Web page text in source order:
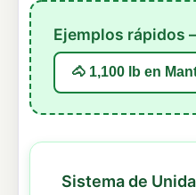
Ejemplos rápidos
🐴 1,100 lb en
Sistema de